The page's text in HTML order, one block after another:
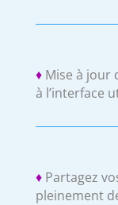
♦Mise à jour
à l’interface
♦Partagez
pleinement